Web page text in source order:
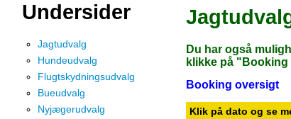
Undersider
Jagtudvalg
Hundeudvalg
Flugtskydningsudvalg
Bueudvalg
Nyjægerudvalg
Du har også
klikke på
Booking oversigt
Klik på dato og se